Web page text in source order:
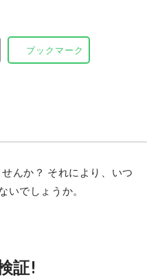
ブックマーク
んか？ それにより、いつ
でしょうか。
証!